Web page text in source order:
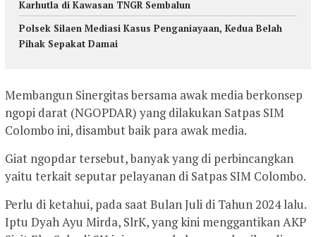
Karhutla di Kawasan TNGR Sembalun
Polsek Silaen Mediasi Kasus Penganiayaan, Kedua Belah
Pihak Sepakat Damai
Membangun Sinergitas bersama awak media berkonsep
ngopi darat (NGOPDAR) yang dilakukan Satpas SIM
Colombo ini, disambut baik para awak media.
Giat ngopdar tersebut, banyak yang di perbincangkan
yaitu terkait seputar pelayanan di Satpas SIM Colombo.
Perlu di ketahui, pada saat Bulan Juli di Tahun 2024 lalu.
Iptu Dyah Ayu Mirda, SlrK, yang kini menggantikan AKP